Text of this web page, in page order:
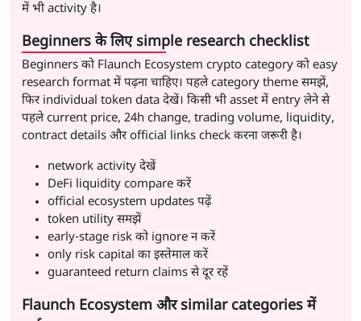
में भी activity है।
Beginners के लिए simple research checklist
Beginners को Flaunch Ecosystem crypto category को easy
research format में पढ़ना चाहिए। पहले category theme समझें,
फिर individual token data देखें। किसी भी asset में entry लेने से
पहले current price, 24h change, trading volume, liquidity,
contract details और official links check करना जरूरी है।
network activity देखें
DeFi liquidity compare करें
official ecosystem updates पढ़ें
token utility समझें
early-stage risk को ignore न करें
only risk capital का इस्तेमाल करें
guaranteed return claims से दूर रहें
Flaunch Ecosystem और similar categories में